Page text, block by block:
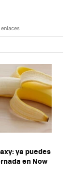
ya puedes
en Now